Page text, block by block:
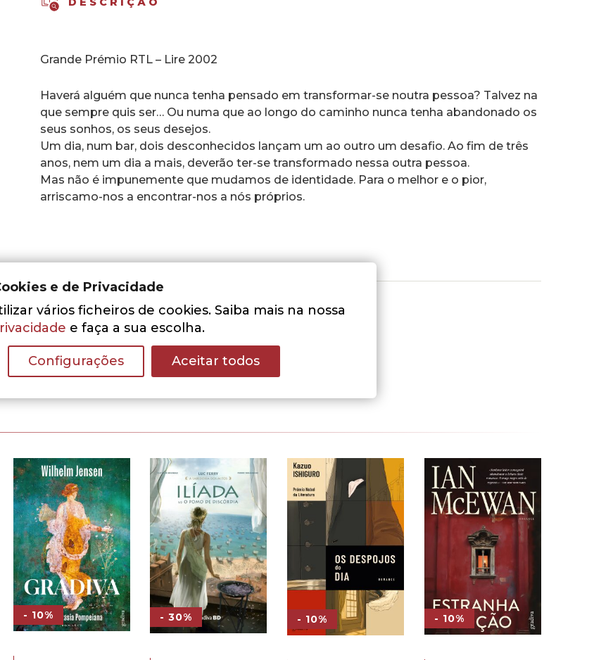
Grande Prémio RTL – Lire 2002
Haverá alguém que nunca tenha pensado em transformar-se noutra pessoa? Talvez na
que sempre quis ser… Ou numa que ao longo do caminho nunca tenha abandonado os
seus sonhos, os seus desejos.
Um dia, num bar, dois desconhecidos lançam um ao outro um desafio. Ao fim de três
anos, nem um dia a mais, deverão ter-se transformado nessa outra pessoa.
Mas não é impunemente que mudamos de identidade. Para o melhor e o pior,
arriscamo-nos a encontrar-nos a nós próprios.
Adicionar aos Favoritos
- 10% - 30% - 10% - 10%
e de Privacidade
vários ficheiros de cookies. Saiba mais na nossa
e faça a sua escolha.
Configurações Aceitar todos